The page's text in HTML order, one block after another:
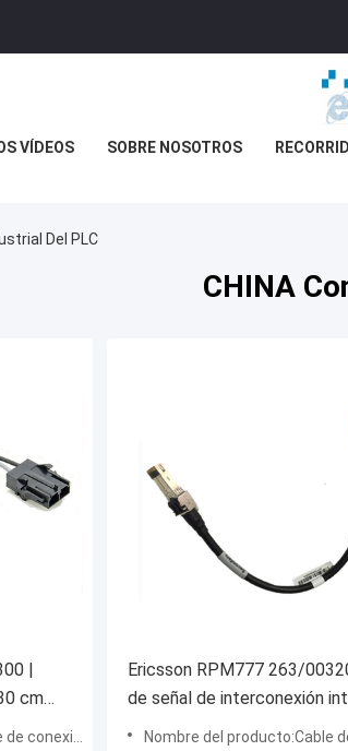
VÍDEOS SOBRE NOSOTROS
Del PLC
CHINA
|
cm
de fibra óptica
Ericsson RPM777 263/
de señal de interconexión
de telecomunicaciones
Nombre del producto:Cable de conexión